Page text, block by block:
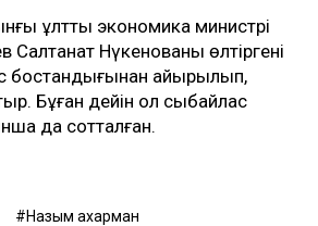
ұлттық экономика министрі
Салтанат Нүкенованы өлтіргені
бостандығынан айырылып,
Бұған дейін ол сыбайлас
да сотталған.
Назым Қахарман